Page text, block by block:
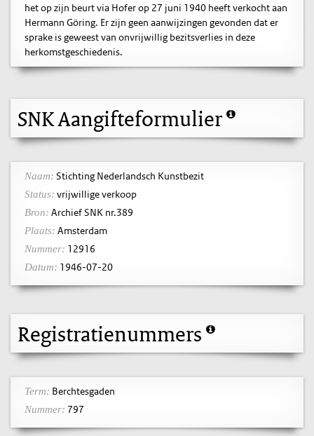
het op zijn beurt via Hofer op 27 juni 1940 heeft verkocht aan
Hermann Göring. Er zijn geen aanwijzingen gevonden dat er
sprake is geweest van onvrijwillig bezitsverlies in deze
herkomstgeschiedenis.
SNK Aangifteformulier
Naam: Stichting Nederlandsch Kunstbezit
Status: vrijwillige verkoop
Bron: Archief SNK nr.389
Plaats: Amsterdam
Nummer: 12916
Datum: 1946-07-20
Registratienummers
Term: Berchtesgaden
Nummer: 797